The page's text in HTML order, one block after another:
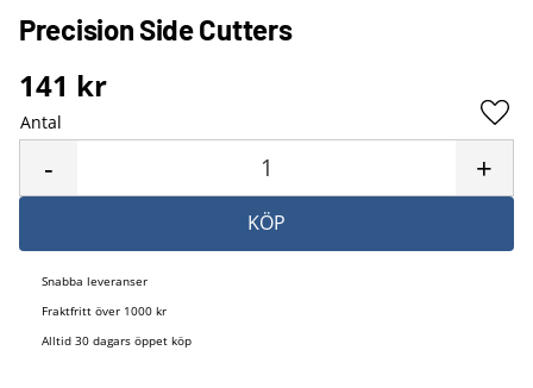
Precision Side Cutters
141 kr
Antal
+
-
KÖP
Snabba leveranser
Fraktfritt över 1000 kr
Alltid 30 dagars öppet köp